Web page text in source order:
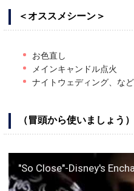
＜オススメシーン＞
お色直し
メインキャンドル点火
ナイトウェディング、など
（冒頭から使いましょう）
"So Close"-Disney's